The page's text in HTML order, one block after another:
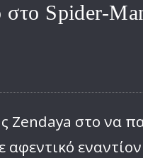
Spider-
στο να